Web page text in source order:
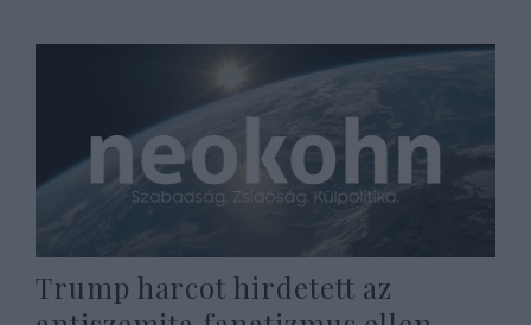
Trump harcot hirdetett az